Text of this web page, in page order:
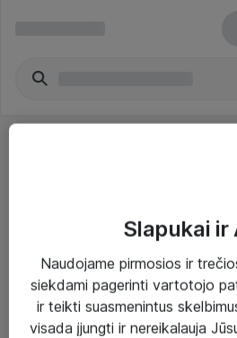
Paslaugos
Sprendimai
Slapukai ir
Naudojame pirmosios ir
siekdami pagerinti vartotojo
ir teikti suasmenintus
visada įjungti ir nereikalauja